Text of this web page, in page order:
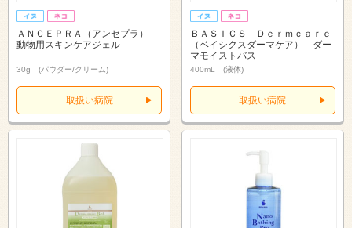
ＡＮＣＥＰＲＡ（アンセプラ）
動物用スキンケアジェル
30g (パウダー/クリーム)
取扱い病院
ＢＡＳＩＣＳ Ｄｅｒｍｃａｒｅ
（ベイシクスダーマケア） ダー
マモイストバス
400mL (液体)
取扱い病院